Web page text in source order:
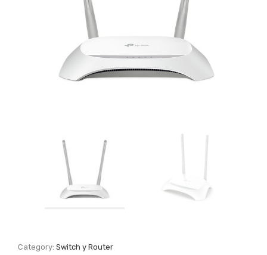
Category:Switch y Router